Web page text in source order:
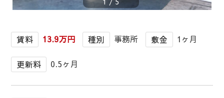
賃料 13.9万円 種別 事務所 敷金 1ヶ月
更新料 0.5ヶ月